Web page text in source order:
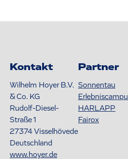
Kontakt
Wilhelm Hoyer B.V.
& Co. KG
Rudolf-Diesel-
Straße 1
27374Visselhövede
Deutschland
www.hoyer.de
Partner
Sonnentau
HARLAPP
Fairox